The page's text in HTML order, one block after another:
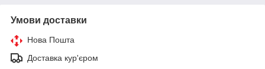
Умови доставки
Нова Пошта
Доставка кур'єром